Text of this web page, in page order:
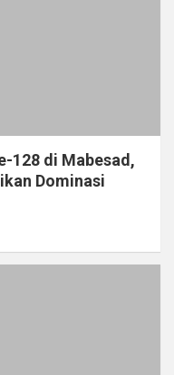
128 di Mabesad,
Dominasi